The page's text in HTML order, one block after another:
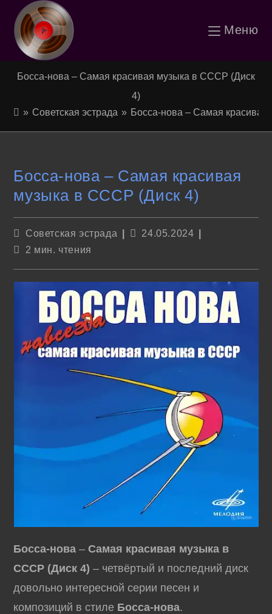
Перейти
содержимому
Меню
Босса-нова – Самая красивая музыка в СССР (Диск
4)
» Советская эстрада » Босса-нова – Самая
Босса-нова – Самая красивая
музыка в СССР (Диск 4)
Рубрика
Советская эстрада
Запись
24.05.2024
Время2 мин. чтения
Босса-нова –Самая красивая музыка в
СССР (Диск 4) – четвёртый и последний диск
довольно интересной серии песен и
композиций в стиле Босса-нова.